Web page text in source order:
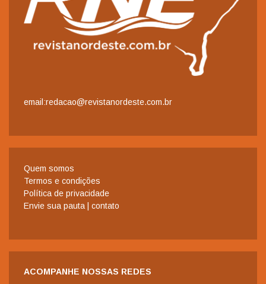
email:redacao@revistanordeste.com.br
Quem somos
Termos e condições
Política de privacidade
Envie sua pauta | contato
ACOMPANHE NOSSAS REDES